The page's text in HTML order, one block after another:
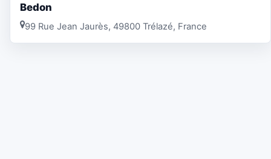
Bedon
99 Rue Jean Jaurès, 49800 Trélazé, France